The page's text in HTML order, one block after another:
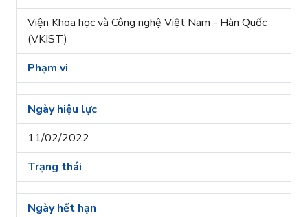
Viện Khoa học và Công nghệ Việt Nam - Hàn Quốc
(VKIST)
Phạm vi
Ngày hiệu lực
11/02/2022
Trạng thái
Ngày hết hạn